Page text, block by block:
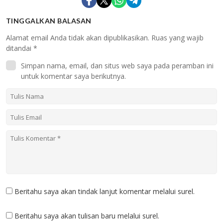
TINGGALKAN BALASAN
Alamat email Anda tidak akan dipublikasikan. Ruas yang wajib
ditandai *
Simpan nama, email, dan situs web saya pada peramban ini
untuk komentar saya berikutnya.
Beritahu saya akan tindak lanjut komentar melalui surel.
Beritahu saya akan tulisan baru melalui surel.